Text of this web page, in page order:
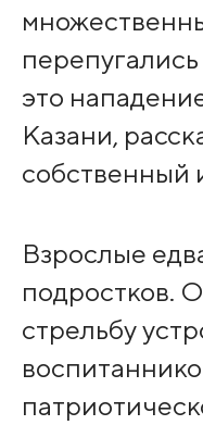
это
Казани,
собственный
Взрослые
подростков.
стрельбу